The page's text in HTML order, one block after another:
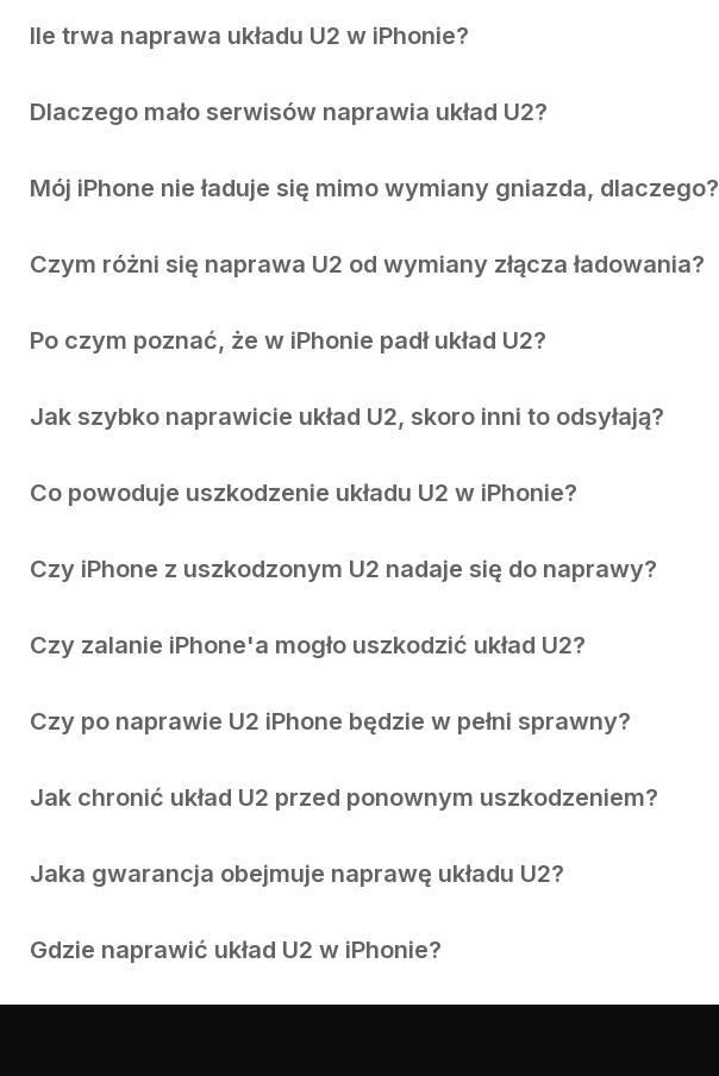
Ile trwa naprawa układu U2 w iPhonie?
Dlaczego mało serwisów naprawia układ U2?
Mój iPhone nie ładuje się mimo wymiany gniazda, dlaczego?
Czym różni się naprawa U2 od wymiany złącza ładowania?
Po czym poznać, że w iPhonie padł układ U2?
Jak szybko naprawicie układ U2, skoro inni to odsyłają?
Co powoduje uszkodzenie układu U2 w iPhonie?
Czy iPhone z uszkodzonym U2 nadaje się do naprawy?
Czy zalanie iPhone'a mogło uszkodzić układ U2?
Czy po naprawie U2 iPhone będzie w pełni sprawny?
Jak chronić układ U2 przed ponownym uszkodzeniem?
Jaka gwarancja obejmuje naprawę układu U2?
Gdzie naprawić układ U2 w iPhonie?